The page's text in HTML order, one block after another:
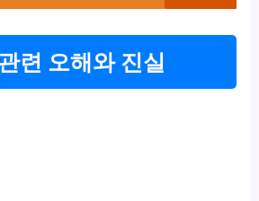
련 오해와 진실